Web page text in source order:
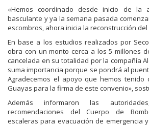
«Hemos coordinado desde inicio de la
basculante y ya la semana pasada
escombros, ahora inicia la reconstrucción
En base a los estudios realizados por
obra con un monto cerca a los 5 millones
cancelada en su totalidad por la compañía
suma importancia porque se pondrá al
Agradecemos el apoyo que hemos tenido
Guayas para la firma de este convenio»,
Además informaron las
recomendaciones del Cuerpo de
escaleras para evacuación de emergencia